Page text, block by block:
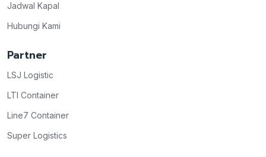
Jadwal Kapal
Hubungi Kami
Partner
LSJ Logistic
LTI Container
Line7 Container
Super Logistics